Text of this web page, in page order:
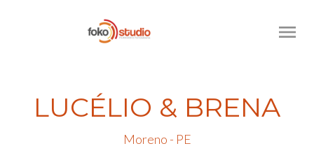
menu
LUCÉLIO & BRENA
Moreno - PE